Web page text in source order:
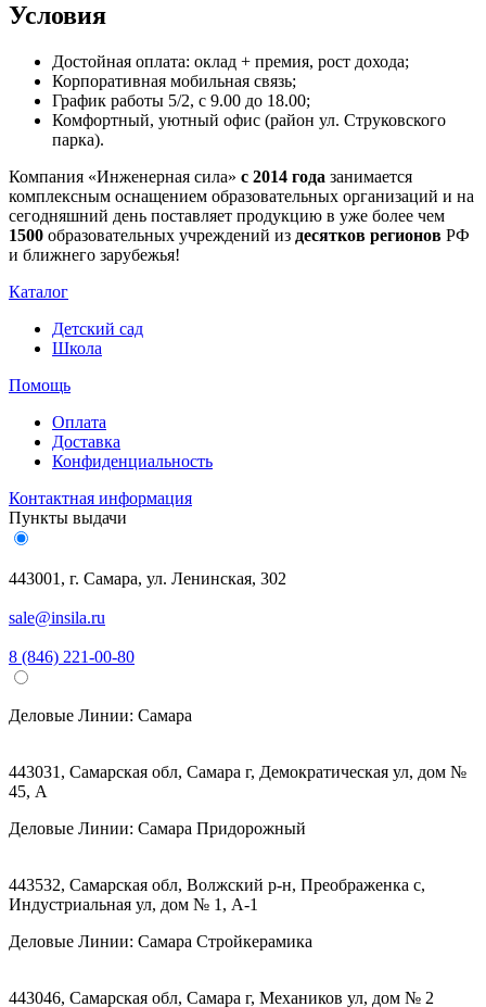
Условия
Достойная оплата: оклад + премия, рост дохода;
Корпоративная мобильная связь;
График работы 5/2, с 9.00 до 18.00;
Комфортный, уютный офис (район ул. Струковского
парка).
Компания «Инженерная сила» с 2014 года занимается
комплексным оснащением образовательных организаций и на
сегодняшний день поставляет продукцию в уже более чем
1500 образовательных учреждений из десятков регионов РФ
и ближнего зарубежья!
Каталог
Детский сад
Школа
Помощь
Оплата
Доставка
Конфиденциальность
Контактная информация
Пункты выдачи
443001, г. Самара, ул. Ленинская, 302
sale@insila.ru
8 (846) 221-00-80
Деловые Линии: Самара
443031, Самарская обл, Самара г, Демократическая ул, дом №
45, А
Деловые Линии: Самара Придорожный
443532, Самарская обл, Волжский р-н, Преображенка с,
Индустриальная ул, дом № 1, А-1
Деловые Линии: Самара Стройкерамика
443046, Самарская обл, Самара г, Механиков ул, дом № 2